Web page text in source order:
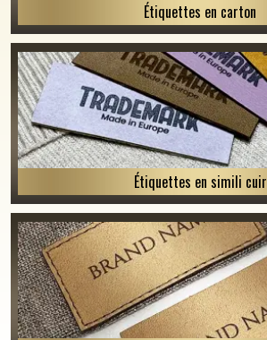
Étiquettes en carton
Étiquettes en simili cuir